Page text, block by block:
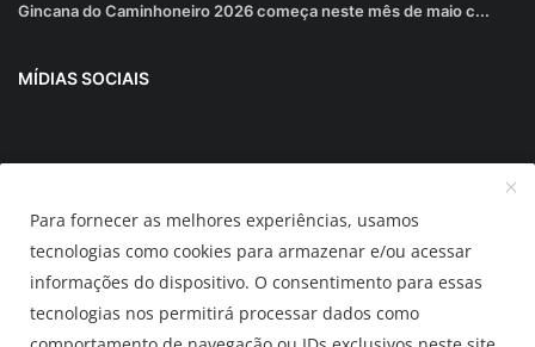
Gincana do Caminhoneiro 2026 começa neste mês de maio c...
MÍDIAS SOCIAIS
Inscrever-se
AUTOMUNDO.com.br
Para fornecer as melhores experiências, usamos
tecnologias como cookies para armazenar e/ou acessar
informações do dispositivo. O consentimento para essas
tecnologias nos permitirá processar dados como